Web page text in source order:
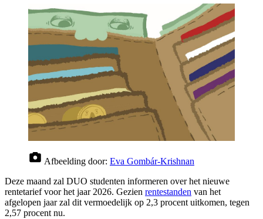
Afbeelding door: Eva Gombár-Krishnan
Deze maand zal DUO studenten informeren over het nieuwe
rentetarief voor het jaar 2026. Gezien rentestanden van het
afgelopen jaar zal dit vermoedelijk op 2,3 procent uitkomen, tegen
2,57 procent nu.